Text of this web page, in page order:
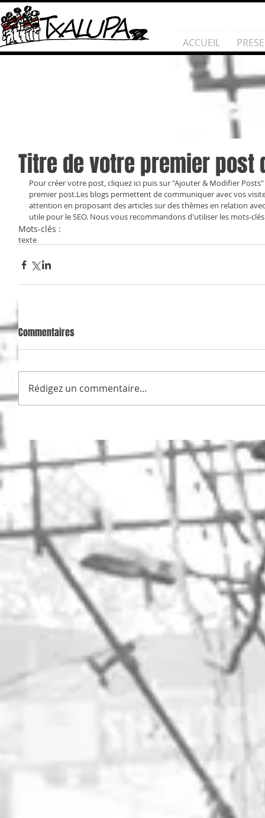
ACCUEIL
Titre de votre premier post
Pour créer votre post, cliquez ici puis sur "Ajouter & Modifier
premier post.Les blogs permettent de communiquer avec vos
attention en proposant des articles sur des thèmes en relation
utile pour le SEO. Nous vous recommandons d'utiliser les mots-
Mots-clés :
texte
Commentaires
Rédigez un commentaire...